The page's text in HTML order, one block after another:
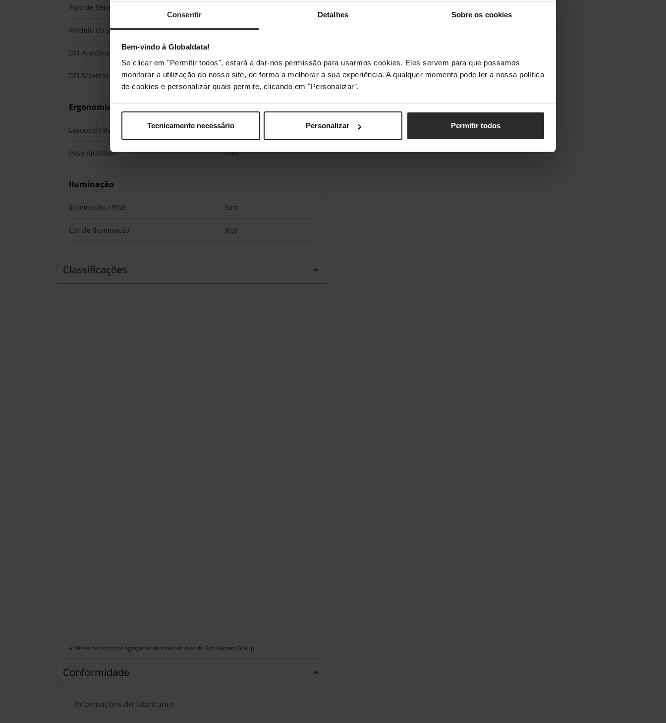
Consentir Detalhes Sobre os cookies
Bem-vindo à Globaldata!
Se clicar em "Permitir todos", estará a dar-nos permissão para usarmos cookies. Eles servem para que possamos
monitorar a utilização do nosso site, de forma a melhorar a sua experiência. A qualquer momento pode ler a nossa política
de cookies e personalizar quais permite, clicando em "Personalizar".
Tecnicamente necessário Personalizar Permitir todos
Tipo de Sensor
Modelo do Sensor TrueMove Core
DPI Ajustável
DPI Máximo 8500 DPI
Ergonomia
Layout do Rato destro
Peso Ajustável Não
Iluminação
Iluminação / RGB Sim
Cor de Iluminação Rgb
Classificações
Análises de produtos agregadas de todas as lojas do Pro Gamers Group.
Conformidade
Informações do fabricante